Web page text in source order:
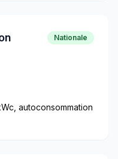
Nationale
autoconsommation